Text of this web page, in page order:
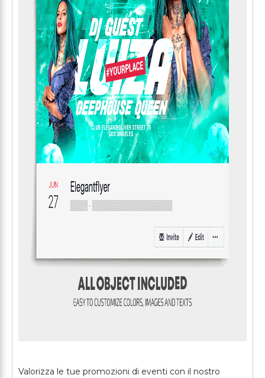
Valorizza le tue promozioni di eventi con il nostro